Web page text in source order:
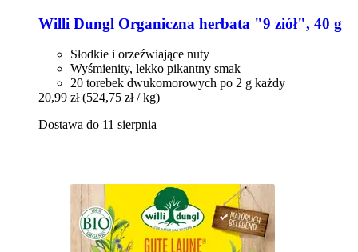
Willi Dungl Organiczna herbata "9 ziół", 40 g
Słodkie i orzeźwiające nuty
Wyśmienity, lekko pikantny smak
20 torebek dwukomorowych po 2 g każdy
20,99 zł (524,75 zł / kg)
Dostawa do 11 sierpnia